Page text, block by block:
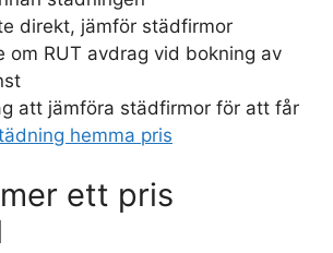
direkt, jämför städfirmor
om RUT avdrag vid bokning av
att jämföra städfirmor för att får
hemma pris
ett pris